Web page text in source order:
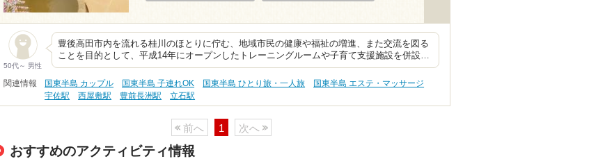
50代～ 男性
豊後高田市内を流れる桂川のほとりに佇む、地域市民の健康や福祉の増進、また交流を図る
ことを目的として、平成14年にオープンしたトレーニングルームや子育て支援施設を併設…
関連情報 国東半島 カップル 国東半島 子連れOK 国東半島 ひとり旅・一人旅
国東半島 エステ・マッサージ
宇佐駅
西屋敷駅 豊前長洲駅 立石駅
前へ 1 次へ
おすすめのアクティビティ情報